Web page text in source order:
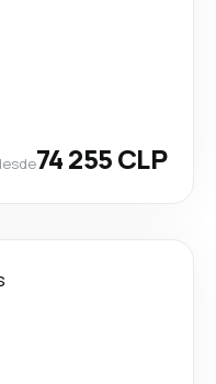
74 255 CLP